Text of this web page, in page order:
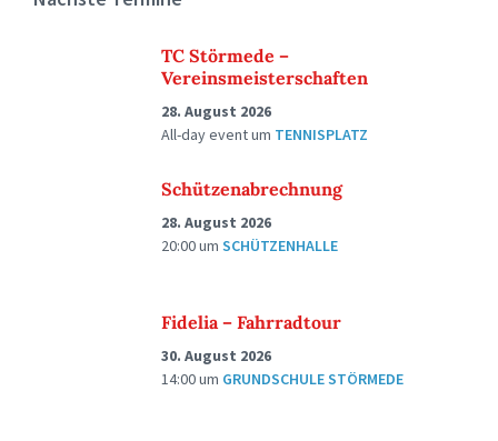
TC Störmede –
Vereinsmeisterschaften
28. August 2026
All-day eventum TENNISPLATZ
Schützenabrechnung
28. August 2026
20:00um SCHÜTZENHALLE
Fidelia – Fahrradtour
30. August 2026
14:00um GRUNDSCHULE STÖRMEDE